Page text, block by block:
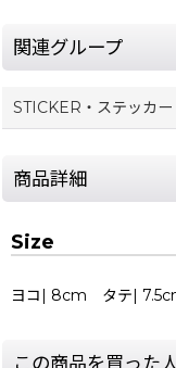
関連グループ
STICKER・ステッカー
商品詳細
Size
ヨコ| 8cm タテ|
この商品を買った